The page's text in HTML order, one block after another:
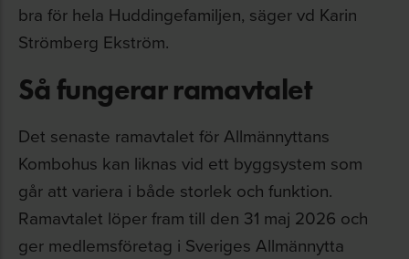
bra för hela Huddingefamiljen, säger vd Karin
Strömberg Ekström.
Så fungerar ramavtalet
Det senaste ramavtalet för Allmännyttans
Kombohus kan liknas vid ett byggsystem som
går att variera i både storlek och funktion.
Ramavtalet löper fram till den 31 maj 2026 och
ger medlemsföretag i Sveriges Allmännytta